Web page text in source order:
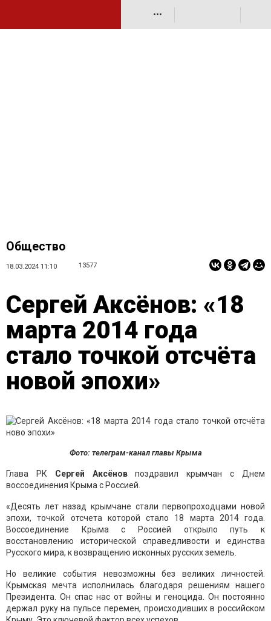
•••
Общество
18.03.2024 11:10 13577
Сергей Аксёнов: «18
марта 2014 года
стало точкой отсчёта
новой эпохи»
Фото: телеграм-канал главы Крыма
Глава РК Сергей Аксёновпоздравил крымчан с Днем
воссоединения Крыма с Россией.
«Десять лет назад крымчане стали первопроходцами новой
эпохи, точкой отсчета которой стало 18 марта 2014 года.
Воссоединение Крыма с Россией открыло путь к
восстановлению исторической справедливости и единства
Русского мира, к возвращению исконных русских земель.
Но великие события невозможны без великих личностей.
Крымская мечта исполнилась благодаря решениям нашего
Президента. Он спас нас от войны и геноцида. Он постоянно
держал руку на пульсе перемен, происходивших в российском